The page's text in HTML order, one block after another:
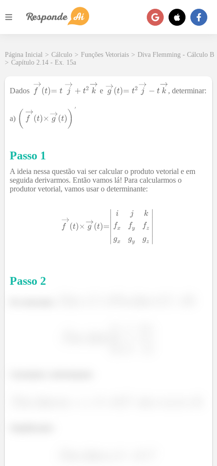
Página Inicial > Cálculo > Funções Vetoriais > Diva Flemming - Cálculo B
> Capítulo 2.14 - Ex. 15a
Dados e , determinar:
a)
Passo 1
A ideia nessa questão vai ser calcular o produto vetorial e em
seguida derivarmos. Então vamos lá! Para calcularmos o
produtor vetorial, vamos usar o determinante:
Passo 2